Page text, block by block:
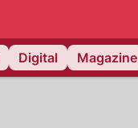
Digital Magazine